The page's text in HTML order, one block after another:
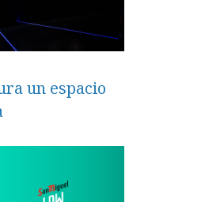
un espacio